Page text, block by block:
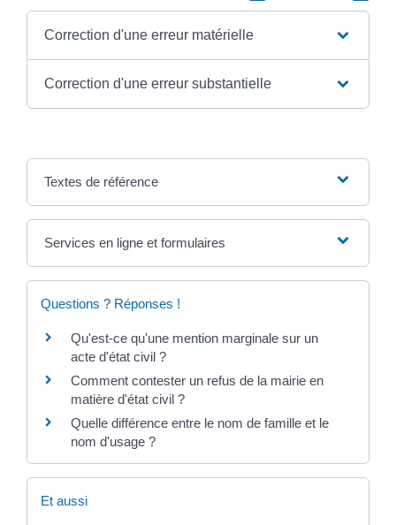
Correction d'une erreur matérielle
Correction d'une erreur substantielle
Textes de référence
Services en ligne et formulaires
Questions ? Réponses !
Qu'est-ce qu'une mention marginale sur un
acte d'état civil ?
Comment contester un refus de la mairie en
matière d'état civil ?
Quelle différence entre le nom de famille et le
nom d'usage ?
Et aussi